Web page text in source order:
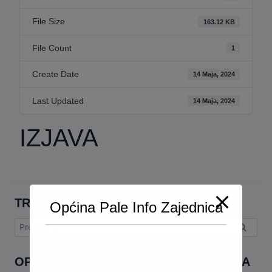
File Size 163.12 KB
File Count 1
Create Date 14 Maja, 2024
Last Updated 14 Maja, 2024
IZJAVA
TRAŽI
Pretraga:
OPĆINA PALE INFO – VIBER ZAJEDNICA
Općina Pale Info Zajednica